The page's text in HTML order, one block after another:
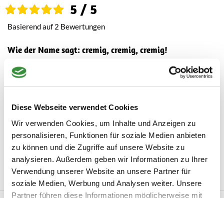
Diese Webseite verwendet Cookies
Wir verwenden Cookies, um Inhalte und Anzeigen zu
personalisieren, Funktionen für soziale Medien anbieten
zu können und die Zugriffe auf unsere Website zu
analysieren. Außerdem geben wir Informationen zu Ihrer
Verwendung unserer Website an unsere Partner für
soziale Medien, Werbung und Analysen weiter. Unsere
Partner führen diese Informationen möglicherweise mit
5 / 5
Basierend auf 2 Bewertungen
Wie der Name sagt: cremig, cremig, cremig!
Der Käse ist einfach umwerfend, an der Verpackung wird noch
Top
By Barbara on 20.07.24
Richtig kräftiger Geschmack.